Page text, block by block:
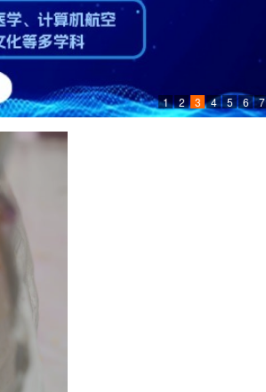
1 2 3 4 5 6 7